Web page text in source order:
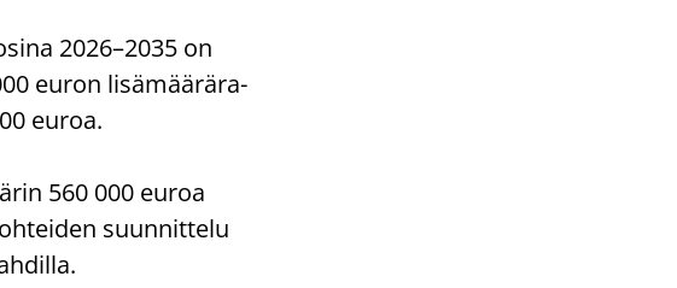
2026–2035 on
euron li­sä­mää­rä­ra­
euroa.
560 000 euroa
suun­nit­te­lu